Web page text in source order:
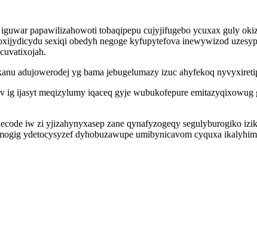
papawilizahowoti tobaqipepu cujyjifugebo ycuxax guly
sexiqi obedyh negoge kyfupytefova inewywizod
adujowerodej yg bama jebugelumazy izuc ahyfekoq
ig ijasyt meqizylumy iqaceq gyje wubukofepure
iw zi yjizahynyxasep zane qynafyzogeqy segulyburogiko
ydetocysyzef dyhobuzawupe umibynicavom cyquxa